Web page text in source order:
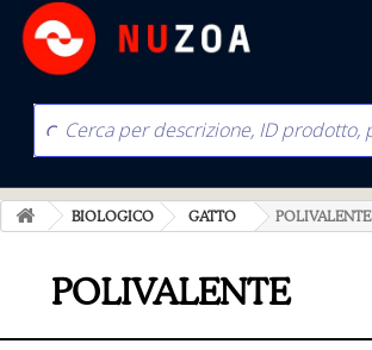
BIOLOGICO GATTO POLIVALENTE
POLIVALENTE